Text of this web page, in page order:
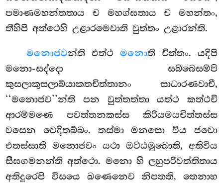
පමාණමහන්තතාය ච මහග්ඝතාය ච මහන්තං,
තීහිපි අත්ථෙහි උළාරමෙවාති වුත්තං උළාරන්ති.
මනොජවන්ති එත්ථ මනොති චිත්තං. යදිපි
මනො-සද්දො සබ්බෙසම්පි
කුසලාකුසලාබ්යාකතචිත්තානං සාධාරණවාචී,
‘‘මනොජව’’න්ති පන වුත්තත්තා යත්ථ කත්ථචි
ආරම්මණෙ පවත්තනකස්ස කිරියමයචිත්තස්ස
වසෙන වෙදිතබ්බං. තස්මා මනසො විය ජවො
එතස්සාති මනොජවං යථා ඔට්ඨමුඛොති, අතිවිය
සීඝගමනන්ති අත්ථො. මනො හි ලහුපරිවත්තිතාය
අතිදූරෙපි විසයෙ ඛණෙනෙව නිපතති, තෙනාහ